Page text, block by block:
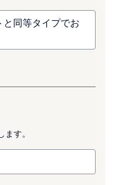
同等タイプでお
す。